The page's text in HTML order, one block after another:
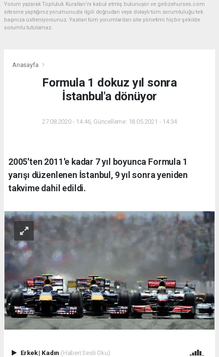
Yorum yazarak Topluluk Kuralları’nı kabul etmiş bulunuyor ve gebzehurses.com
sitesine yaptığınız yorumunuzla ilgili doğrudan veya dolaylı tüm sorumluluğu tek
başınıza üstleniyorsunuz. Yazılan tüm yorumlardan site yönetimi hiçbir şekilde
sorumlu tutulamaz.
Anasayfa
Formula 1 dokuz yıl sonra
İstanbul'a dönüyor
27.08.2020 - 14:46, Güncelleme: 18.05.2021 - 14:34
2005'ten 2011'e kadar 7 yıl boyunca Formula 1
yarışı düzenlenen İstanbul, 9 yıl sonra yeniden
takvime dahil edildi.
Erkek| Kadın (Haberi Sesli Oku)